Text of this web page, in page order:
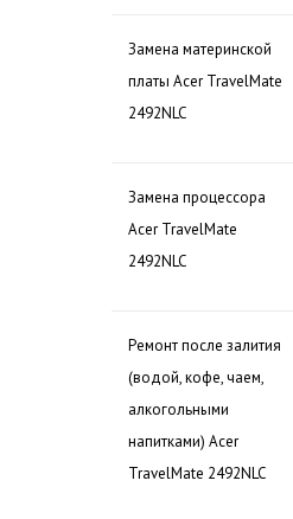
Замена материнской
платы Acer TravelMate
2492NLC
Замена процессора
Acer TravelMate
2492NLC
Ремонт после залития
(водой, кофе, чаем,
алкогольными
напитками) Acer
TravelMate 2492NLC